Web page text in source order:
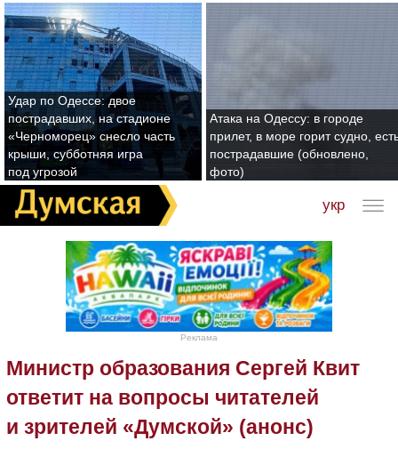
Удар по Одессе: двое
пострадавших, на стадионе
«Черноморец» снесло часть
крыши, субботняя игра
под угрозой
Атака на Одессу: в городе
прилет, в море горит судно,
пострадавшие (обновлено,
фото)
укр
Реклама
Министр образования Сергей Квит
ответит на вопросы читателей
и зрителей «Думской» (анонс)